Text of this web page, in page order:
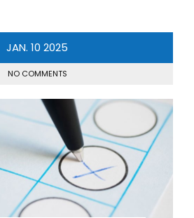
JAN. 10 2025
NO COMMENTS